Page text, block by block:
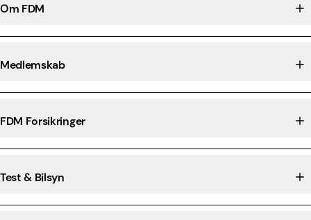
Om FDM
Medlemskab
FDM Forsikringer
Test & Bilsyn